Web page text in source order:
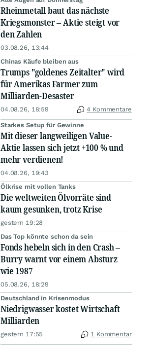
Rheinmetall baut das nächste
Kriegsmonster – Aktie steigt vor
den Zahlen
03.08.26, 13:44
Chinas Käufe bleiben aus
Trumps "goldenes Zeitalter" wird
für Amerikas Farmer zum
Milliarden-Desaster
04.08.26, 18:59 4 Kommentare
Starkes Setup für Gewinne
Mit dieser langweiligen Value-
Aktie lassen sich jetzt +100 % und
mehr verdienen!
04.08.26, 19:43
Ölkrise mit vollen Tanks
Die weltweiten Ölvorräte sind
kaum gesunken, trotz Krise
gestern 19:28
Das Top könnte schon da sein
Fonds hebeln sich in den Crash –
Burry warnt vor einem Absturz
wie 1987
05.08.26, 18:29
Deutschland in Krisenmodus
Niedrigwasser kostet Wirtschaft
Milliarden
gestern 17:55 1 Kommentar